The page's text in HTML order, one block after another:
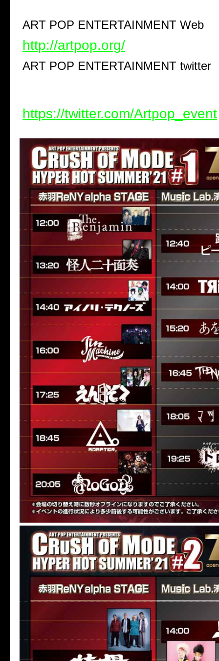
ART POP ENTERTAINMENT Web
http://artpop.org/
ART POP ENTERTAINMENT twitter
https://twitter.com/Artpop_event